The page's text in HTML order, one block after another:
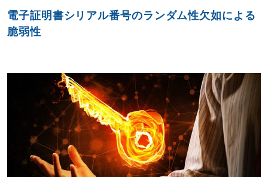
電子証明書シリアル番号のランダム性欠如による
脆弱性